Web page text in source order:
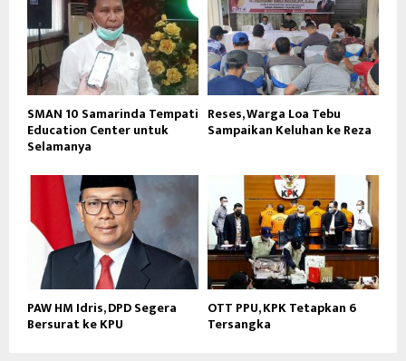
SMAN 10 Samarinda Tempati
Education Center untuk
Selamanya
Reses, Warga Loa Tebu
Sampaikan Keluhan ke Reza
PAW HM Idris, DPD Segera
Bersurat ke KPU
OTT PPU, KPK Tetapkan 6
Tersangka